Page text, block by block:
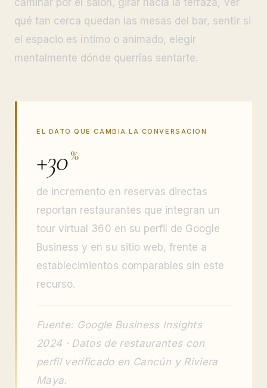
qué tan cerca quedan las mesas del bar, sentir si
el espacio es íntimo o animado, elegir
mentalmente dónde querrías sentarte.
EL DATO QUE CAMBIA LA CONVERSACIÓN
+30%
de incremento en reservas directas
reportan restaurantes que integran un
tour virtual 360 en su perfil de Google
Business y en su sitio web, frente a
establecimientos comparables sin este
recurso.
Fuente: Google Business Insights
2024 · Datos de restaurantes con
perfil verificado en Cancún y Riviera
Maya.